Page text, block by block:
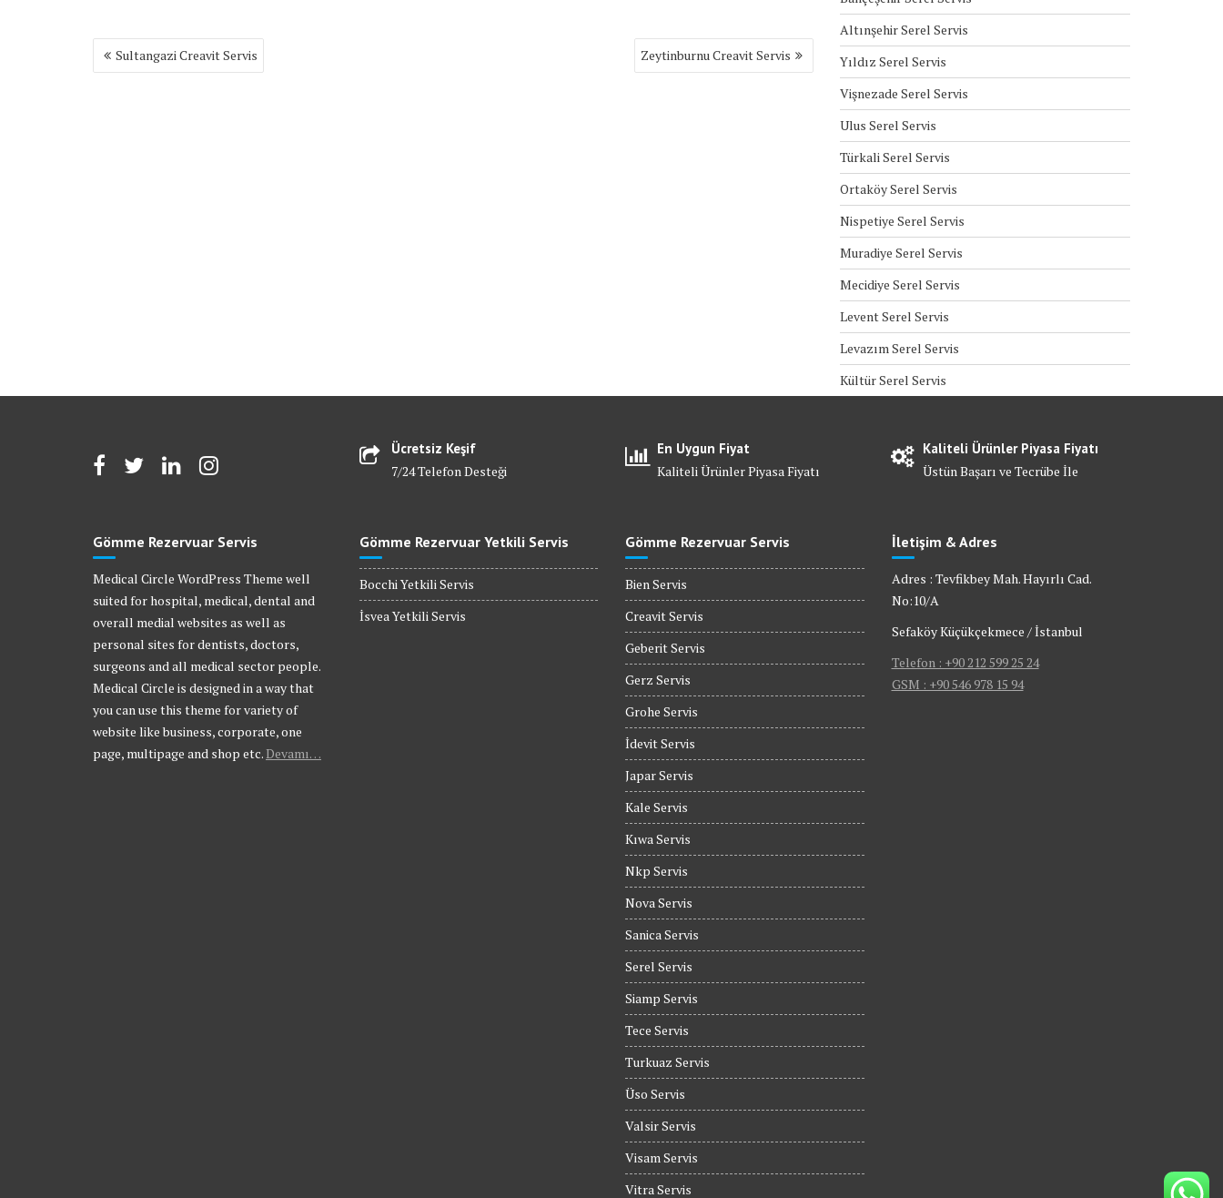
Yazı
gezinmesi
Sultangazi Creavit Servis Zeytinburnu Creavit Servis
Altınşehir Serel Servis
Yıldız Serel Servis
Vişnezade Serel Servis
Ulus Serel Servis
Türkali Serel Servis
Ortaköy Serel Servis
Nispetiye Serel Servis
Muradiye Serel Servis
Mecidiye Serel Servis
Levent Serel Servis
Levazım Serel Servis
Kültür Serel Servis
Ücretsiz Keşif
7/24 Telefon Desteği
En Uygun Fiyat
Kaliteli Ürünler Piyasa Fiyatı
Kaliteli Ürünler Piyasa Fiyatı
Üstün Başarı ve Tecrübe İle
Gömme Rezervuar Servis
Medical Circle WordPress Theme well
suited for hospital, medical, dental and
overall medial websites as well as
personal sites for dentists, doctors,
surgeons and all medical sector people.
Medical Circle is designed in a way that
you can use this theme for variety of
website like business, corporate, one
page, multipage and shop etc.Devamı…
Gömme Rezervuar Yetkili Servis
Bocchi Yetkili Servis
İsvea Yetkili Servis
Gömme Rezervuar Servis
Bien Servis
Creavit Servis
Geberit Servis
Gerz Servis
Grohe Servis
İdevit Servis
Japar Servis
Kale Servis
Kıwa Servis
Nkp Servis
Nova Servis
Sanica Servis
Serel Servis
Siamp Servis
Tece Servis
Turkuaz Servis
Üso Servis
Valsir Servis
Visam Servis
Vitra Servis
İletişim & Adres
Adres : Tevfikbey Mah. Hayırlı Cad.
No:10/A
Sefaköy Küçükçekmece / İstanbul
Telefon : +90 212 599 25 24
GSM : +90 546 978 15 94